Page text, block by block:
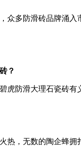
众多防滑砖品牌涌
？
虎防滑大理石瓷砖
热，无数的陶企蜂